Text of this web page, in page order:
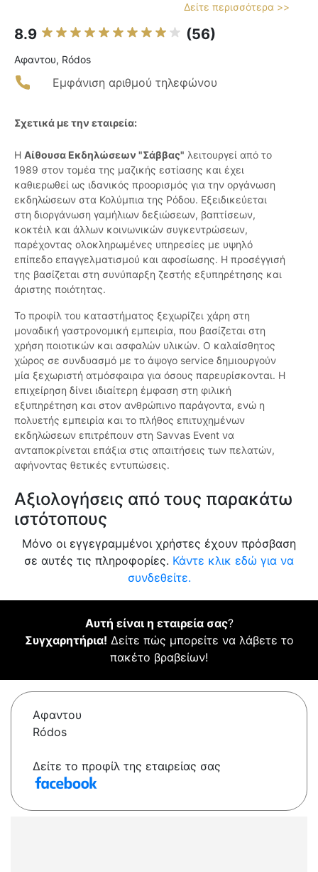
Δείτε περισσότερα >>
8.9 (56)
Αφαντου, Ródos
Εμφάνιση αριθμού τηλεφώνου
Σχετικά με την εταιρεία:
Η Αίθουσα Εκδηλώσεων "Σάββας" λειτουργεί από το
1989 στον τομέα της μαζικής εστίασης και έχει
καθιερωθεί ως ιδανικός προορισμός για την οργάνωση
εκδηλώσεων στα Κολύμπια της Ρόδου. Εξειδικεύεται
στη διοργάνωση γαμήλιων δεξιώσεων, βαπτίσεων,
κοκτέιλ και άλλων κοινωνικών συγκεντρώσεων,
παρέχοντας ολοκληρωμένες υπηρεσίες με υψηλό
επίπεδο επαγγελματισμού και αφοσίωσης. Η προσέγγισή
της βασίζεται στη συνύπαρξη ζεστής εξυπηρέτησης και
άριστης ποιότητας.
Το προφίλ του καταστήματος ξεχωρίζει χάρη στη
μοναδική γαστρονομική εμπειρία, που βασίζεται στη
χρήση ποιοτικών και ασφαλών υλικών. Ο καλαίσθητος
χώρος σε συνδυασμό με το άψογο service δημιουργούν
μία ξεχωριστή ατμόσφαιρα για όσους παρευρίσκονται. Η
επιχείρηση δίνει ιδιαίτερη έμφαση στη φιλική
εξυπηρέτηση και στον ανθρώπινο παράγοντα, ενώ η
πολυετής εμπειρία και το πλήθος επιτυχημένων
εκδηλώσεων επιτρέπουν στη Savvas Event να
ανταποκρίνεται επάξια στις απαιτήσεις των πελατών,
αφήνοντας θετικές εντυπώσεις.
Αξιολογήσεις από τους παρακάτω
ιστότοπους
Μόνο οι εγγεγραμμένοι χρήστες έχουν πρόσβαση
σε αυτές τις πληροφορίες. Κάντε κλικ εδώ για να
συνδεθείτε.
Αυτή είναι η εταιρεία σας?
Συγχαρητήρια! Δείτε πώς μπορείτε να λάβετε το
πακέτο βραβείων!
Αφαντου
Ródos
Δείτε το προφίλ της εταιρείας σας